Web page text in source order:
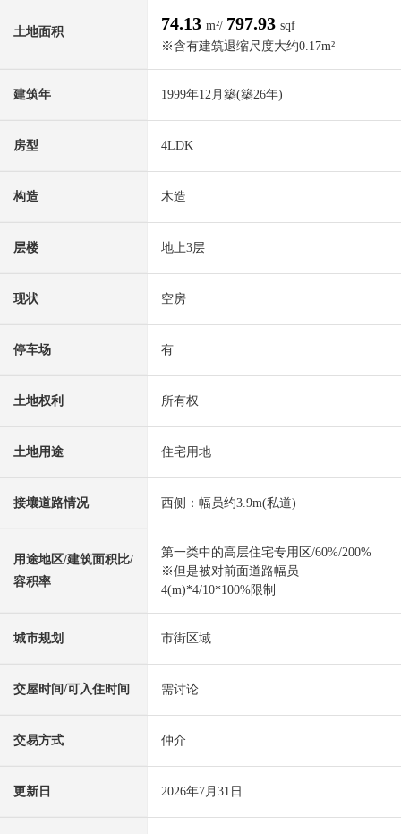
土地面积 74.13 m²/ 797.93 sqf
※含有建筑退缩尺度大约0.17m²
建筑年 1999年12月築(築26年)
房型 4LDK
构造 木造
层楼 地上3层
现状 空房
停车场 有
土地权利 所有权
土地用途 住宅用地
接壤道路情况 西侧：幅员约3.9m(私道)
用途地区/建筑面积比/
容积率
第一类中的高层住宅专用区/60%/200%
※但是被对前面道路幅员
4(m)*4/10*100%限制
城市规划 市街区域
交屋时间/可入住时间 需讨论
交易方式 仲介
更新日 2026年7月31日